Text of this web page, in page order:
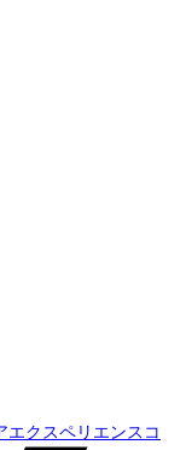
エクスペリエンスコ